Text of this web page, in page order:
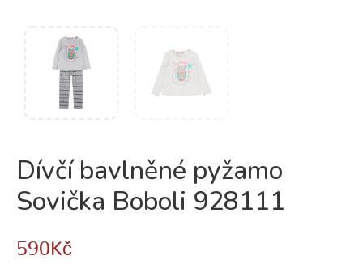
Dívčí bavlněné pyžamo
Sovička Boboli 928111
590Kč